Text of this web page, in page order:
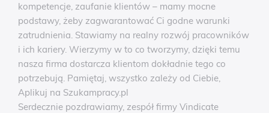
kompetencje, zaufanie klientów – mamy mocne
podstawy, żeby zagwarantować Ci godne warunki
zatrudnienia. Stawiamy na realny rozwój pracowników
i ich kariery. Wierzymy w to co tworzymy, dzięki temu
nasza firma dostarcza klientom dokładnie tego co
potrzebują. Pamiętaj, wszystko zależy od Ciebie,
Aplikuj na Szukampracy.pl
Serdecznie pozdrawiamy, zespół firmy Vindicate